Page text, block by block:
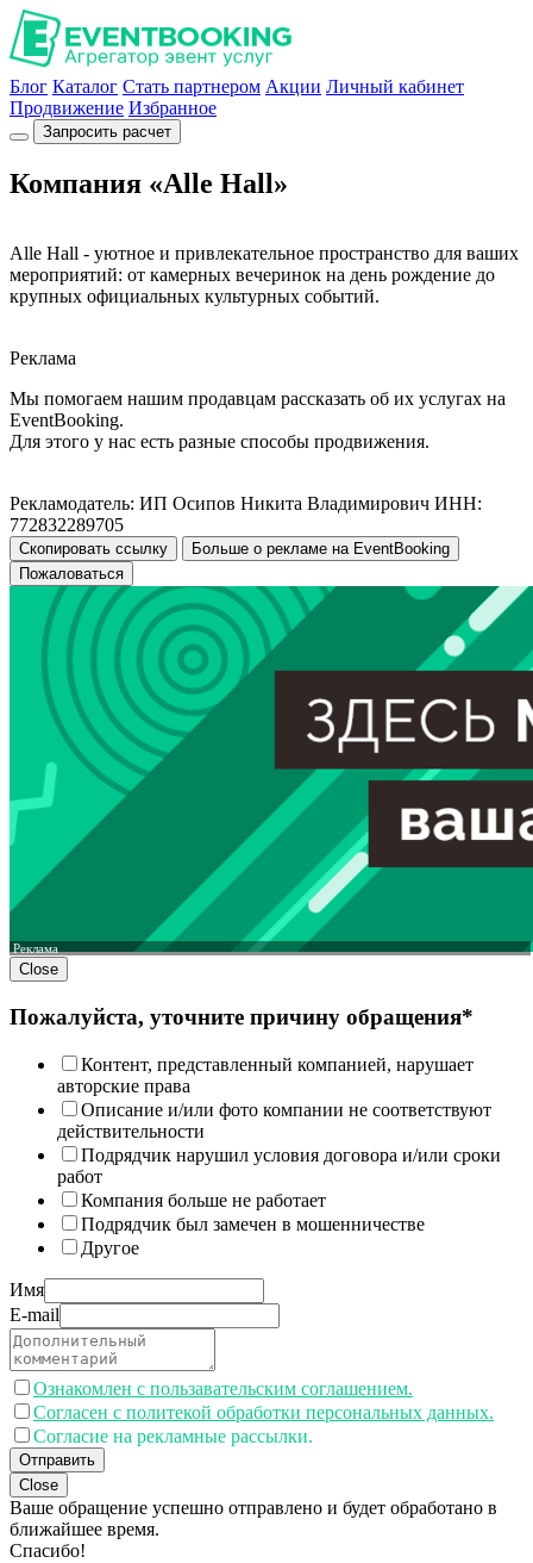
Блог Каталог Стать партнером Акции Личный кабинет
Продвижение Избранное
Запросить расчет
Компания «Alle Hall»
Alle Hall - уютное и привлекательное пространство для ваших
мероприятий: от камерных вечеринок на день рождение до
крупных официальных культурных событий.
Реклама
Мы помогаем нашим продавцам рассказать об их услугах на
EventBooking.
Для этого у нас есть разные способы продвижения.
Рекламодатель: ИП Осипов Никита Владимирович ИНН:
772832289705
Скопировать ссылку
Больше о рекламе на EventBooking
Пожаловаться
Реклама
Close
Пожалуйста, уточните причину обращения*
Контент, представленный компанией, нарушает
авторские права
Описание и/или фото компании не соответствуют
действительности
Подрядчик нарушил условия договора и/или сроки
работ
Компания больше не работает
Подрядчик был замечен в мошенничестве
Другое
Имя
E-mail
Ознакомлен с пользавательским соглашением.
Согласен с политекой обработки персональных данных.
Согласие на рекламные рассылки.
Отправить
Close
Ваше обращение успешно отправлено и будет обработано в
ближайшее время.
Спасибо!